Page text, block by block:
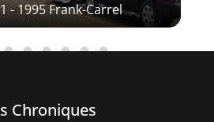
- 1995 Frank-Carrel
Chroniques